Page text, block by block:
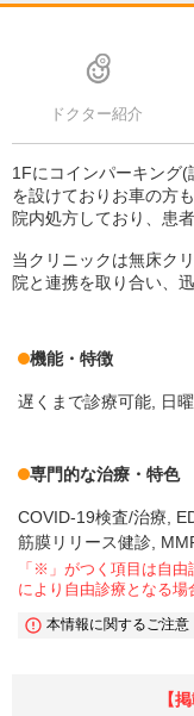
ドクター紹介
1Fにコインパーキング
を設けておりお車の方
院内処方しており、患
当クリニックは無床ク
院と連携を取り合い、
機能・特徴
遅くまで診療可能 日
専門的な治療・特色
COVID-19検査/治療
筋膜リリース健診,
「※」がつく項目は自
により自由診療となる場
本情報に関するご注意
【